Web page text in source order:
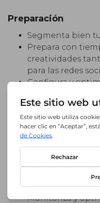
Preparación
Segmenta bien
Prepara con
creatividades
para las redes
Configura y
emails.
Lanzamiento
Lanza las
las distintas
Activa campañas
para dar mayor
Monitoriza y